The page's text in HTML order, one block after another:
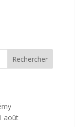
Rechercher
août